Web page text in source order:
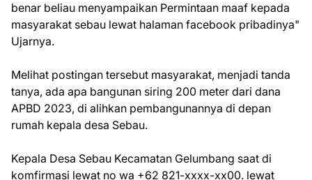
benar beliau menyampaikan Permintaan maaf kepada
masyarakat sebau lewat halaman facebook pribadinya"
Ujarnya.
Melihat postingan tersebut masyarakat, menjadi tanda
tanya, ada apa bangunan siring 200 meter dari dana
APBD 2023, di alihkan pembangunannya di depan
rumah kepala desa Sebau.
Kepala Desa Sebau Kecamatan Gelumbang saat di
komfirmasi lewat no wa +62 821-xxxx-xx00. lewat